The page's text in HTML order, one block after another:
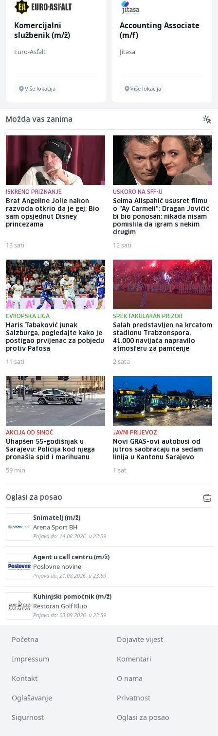
Komercijalni
službenik (m/ž)
Euro-Asfalt
Više lokacija
Accounting Associate
(m/f)
Jitasa
Više lokacija
Možda vas zanima
ISKRENO PRIZNANJE
Brat Angeline Jolie nakon
razvoda otkrio da je gej: Bio
sam opsjednut Disney
princezama
13 sati
USKORO NA SFF-U
Selma Alispahić ususret filmu
o "Ay Carmeli": Dragan Jovičić
bi bio ponosan; nikada nisam
pomislila da igram s nekim
drugim
12 sati
EVROPSKA LIGA
Haris Tabaković junak
Salzburga, pogledajte kako je
postigao prvijenac za pobjedu
protiv Pafosa
11 sati
SPEKTAKULARAN PRIZOR
Salah predstavljen na krcatom
stadionu Trabzonspora,
41.000 navijača napravilo
atmosferu za pamćenje
2 sata
AKCIJA OD SINOĆ
Uhapšen 55-godišnjak u
Sarajevu: Policija kod njega
pronašla spid i marihuanu
59 min
JAVNI PRIJEVOZ
Novi GRAS-ovi autobusi od
jutros saobraćaju na sedam
linija u Kantonu Sarajevo
1 sat
Oglasi za posao
Snimatelj (m/ž)
Arena Sport BH
Prijava do: 14.08.2026. u 23:59
Agent u call centru (m/ž)
Poslovne novine
Prijava do: 21.08.2026. u 23:59
Kuhinjski pomoćnik (m/ž)
Restoran Golf Klub
Prijava do: 03.09.2026. u 23:59
Početna Dojavite vijest
Impressum Komentari
Kontakt O nama
Oglašavanje Privatnost
Sigurnost Oglasi za posao